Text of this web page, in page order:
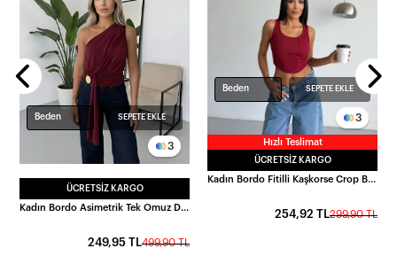
3
Beden SEPETE EKLE
ÜCRETSIZ KARGO
Kadın Bordo Asimetrik Tek Omuz Drapeli Gold Aksesuar Detaylı Sandy Bluz HZL26S-FRY123751
499,90 TL
249,95 TL
Hızlı Teslimat
3
Beden SEPETE EKLE
ÜCRETSIZ KARGO
Kadın Bordo Fitilli Kaşkorse Crop Bluz HZL25S-FRY123171
299,90 TL
254,92 TL